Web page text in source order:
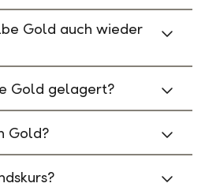
Gold auch wieder
Gold gelagert?
Gold?